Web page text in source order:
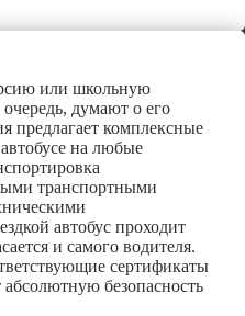
или школьную
думают о его
предлагает комплексные
на любые
транспортными
автобус проходит
и самого водителя.
сертификаты
безопасность